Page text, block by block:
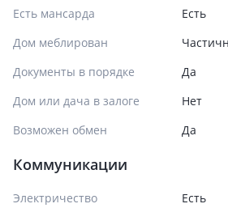
Есть мансарда
Есть
Дом меблирован
Документы в порядке
Да
Дом или дача в залоге
Нет
Возможен обмен
Да
Коммуникации
Электричество
Есть